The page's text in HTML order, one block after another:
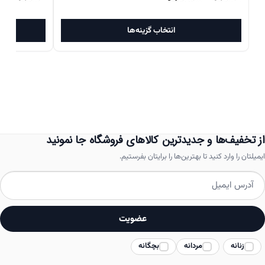
۱۵,۲۷۰,۰۰۰تومان
بود.
۱۱,۲۷۷,۰۰۰تومان
است.
انتخاب گزینه‌ها
این
محصول
باشد.
ها
در
از تخفیف‌ها و جدیدترین کالاهای فروشگاه جا نمونید
ایمیلتان را وارد کنید تا بهترین‌ها را برایتان بفرستیم.
زنانه مردانه بچگانه
عضویت